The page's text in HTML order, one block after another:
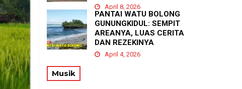
April 8, 2026
PANTAI WATU BOLONG
GUNUNGKIDUL: SEMPIT
AREANYA, LUAS CERITA
DAN REZEKINYA
April 4, 2026
Musik